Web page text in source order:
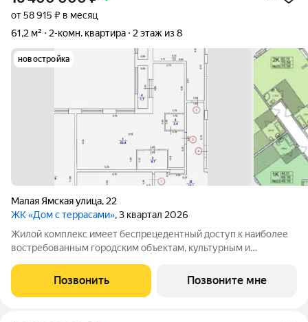
от 58 915 ₽ в месяц
61,2 м²
2-комн. квартира 2 этаж из 8
новостройка
Малая Ямская улица, 22
ЖК «Дом с террасами», 3 квартал 2026
Жилой комплекс имеет беспрецедентный доступ к наиболее
востребованным городским объектам, культурным и
развлечений. В шаговой доступности ведущие лицеи города,
школы, садики, банки, кафе и рестораны,
Позвонить Позвоните мне